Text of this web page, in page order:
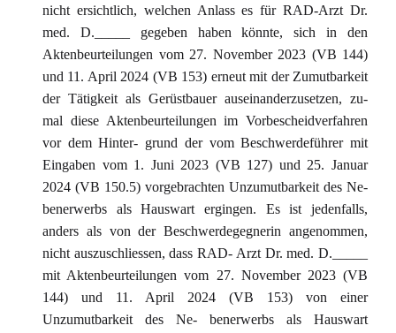
nicht ersichtlich, welchen Anlass es für RAD-Arzt Dr.
med. D._____ gegeben haben könnte, sich in den
Aktenbeurteilungen vom 27. November 2023 (VB 144)
und 11. April 2024 (VB 153) erneut mit der Zumutbarkeit
der Tätigkeit als Gerüstbauer auseinanderzusetzen, zu-
mal diese Aktenbeurteilungen im Vorbescheidverfahren
vor dem Hinter- grund der vom Beschwerdeführer mit
Eingaben vom 1. Juni 2023 (VB 127) und 25. Januar
2024 (VB 150.5) vorgebrachten Unzumutbarkeit des Ne-
benerwerbs als Hauswart ergingen. Es ist jedenfalls,
anders als von der Beschwerdegegnerin angenommen,
nicht auszuschliessen, dass RAD- Arzt Dr. med. D._____
mit Aktenbeurteilungen vom 27. November 2023 (VB
144) und 11. April 2024 (VB 153) von einer
Unzumutbarkeit des Ne- benerwerbs als Hauswart